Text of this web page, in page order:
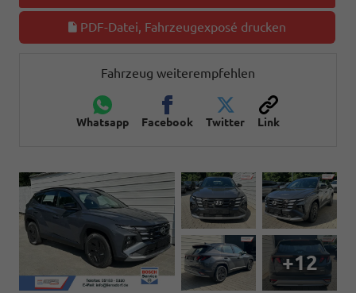
PDF-Datei, Fahrzeugexposé drucken
Fahrzeug weiterempfehlen
Whatsapp Facebook Twitter Link
+12